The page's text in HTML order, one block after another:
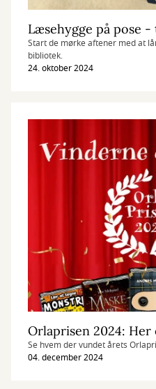
Læsehygge på pose
Start de mørke aftener med at
bibliotek.
24. oktober 2024
Orlaprisen 2024: Her
Se hvem der vundet årets
04. december 2024